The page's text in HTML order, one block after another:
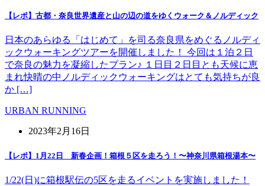
【レポ】古都・奈良世界遺産と山の辺の道をゆくウォーク＆ノルディック
日本のあらゆる「はじめて」を司る奈良県をめぐるノルディ
ックウォーキングツアーを開催しました！ 今回は１泊２日
で奈良の魅力を凝縮したプラン♪ １日目２日目とも天候に恵
まれ快晴の中ノルディックウォーキングはとても気持ちが良
か […]
URBAN RUNNING
2023年2月16日
【レポ】1月22日 新春企画！箱根５区を走ろう！〜神奈川県箱根湯本〜
1/22(日)に箱根駅伝の5区を走るイベントを実施しました！